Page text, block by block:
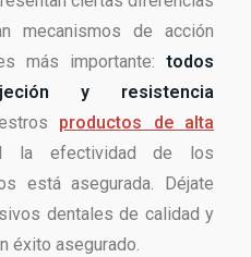
mecanismos de acción
más importante: todos
y resistencia
productos de alta
la efectividad de los
está asegurada. Déjate
dentales de calidad y
éxito asegurado.